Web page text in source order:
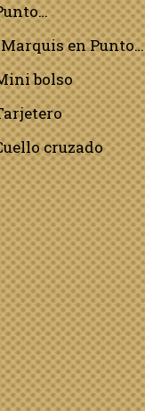
enPunto…
bolso
cruzado